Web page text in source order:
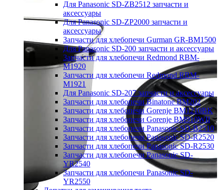
Для Panasonic SD-ZB2512 запчасти и
аксессуары
Для Panasonic SD-ZP2000 запчасти и
аксессуары
Запчасти для хлебопечи Gurman GR-BM1500
Для Panasonic SD-200 запчасти и аксессуары
Запчасти для хлебопечи Redmond RBM-
M1920
Запчасти для хлебопечи Redmond RBM-
M1921
Для Panasonic SD-207 запчасти и аксессуары
Запчасти для хлебопечи Binatone BM202
Запчасти для хлебопечи Gorenje BM1210BK
Запчасти для хлебопечи Gorenje BM910WII
Запчасти для хлебопечи Panasonic SD-B2510
Запчасти для хлебопечи Panasonic SD-R2520
Запчасти для хлебопечи Panasonic SD-R2530
Запчасти для хлебопечи Panasonic SD-
YR2540
Запчасти для хлебопечи Panasonic SD-
YR2550